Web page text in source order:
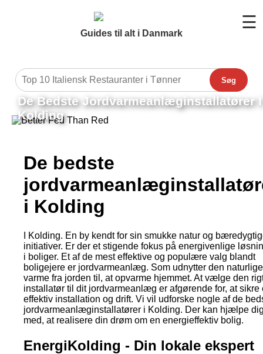
Guides til alt i Danmark
☰
Søg
De Bedste Jordvarmeanlæginstallatører I
Kolding
De bedste
i Kolding
I Kolding. En by kendt for sin smukke natur og
initiativer. Er der et stigende fokus på energivenlige
i boliger. Et af de mest effektive og populære valg blandt
boligejere er jordvarmeanlæg. Som udnytter den naturlige
varme fra jorden til, at opvarme hjemmet. At vælge den
installatør til dit jordvarmeanlæg er afgørende for, at sikre
effektiv installation og drift. Vi vil udforske nogle af de
jordvarmeanlæginstallatører i Kolding. Der kan hjælpe
med, at realisere din drøm om en energieffektiv bolig.
EnergiKolding - Din lokale ekspert